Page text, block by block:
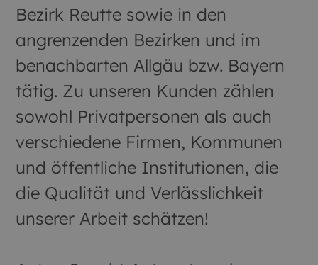
Bezirk Reutte sowie in den
angrenzenden Bezirken und im
benachbarten Allgäu bzw. Bayern
tätig. Zu unseren Kunden zählen
sowohl Privatpersonen als auch
verschiedene Firmen, Kommunen
und öffentliche Institutionen, die
die Qualität und Verlässlichkeit
unserer Arbeit schätzen!